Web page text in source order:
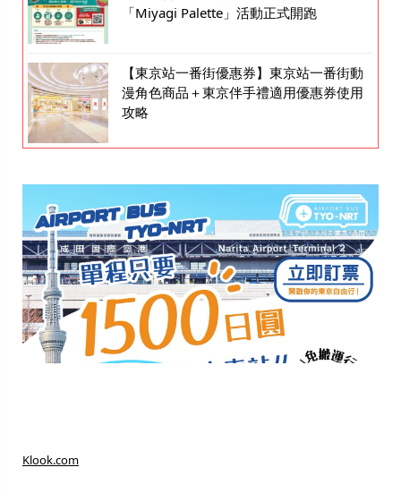
「Miyagi Palette」活動正式開跑
【東京站一番街優惠券】東京站一番街動
漫角色商品＋東京伴手禮適用優惠券使用
攻略
Klook.com